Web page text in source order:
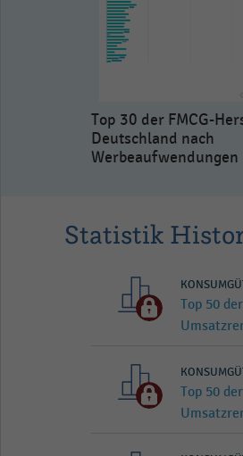
Top 30 der FMCG-
Deutschland nach
Statistik
Top 50
Top 50